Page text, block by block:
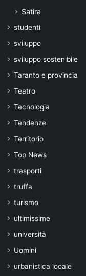
Satira
studenti
sviluppo
sviluppo sostenibile
Taranto e provincia
Teatro
Tecnologia
Tendenze
Territorio
Top News
trasporti
truffa
turismo
ultimissime
università
Uomini
urbanistica locale